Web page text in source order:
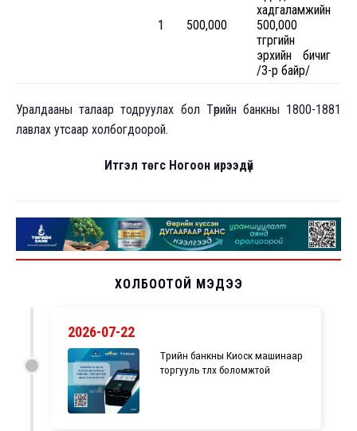
1 500,000
хадгаламжийн
500,000
төгрөгийн
эрхийн бичиг
/3-р байр/
Уралдааны талаар тодруулах бол Төрийн банкны 1800-1881
лавлах утсаар холбогдоорой.
Итгэл төгс Ногоон ирээдүй
ХОЛБООТОЙ МЭДЭЭ
2026-07-22
Төрийн банкны Киоск машинаар
торгууль төлөх боломжтой